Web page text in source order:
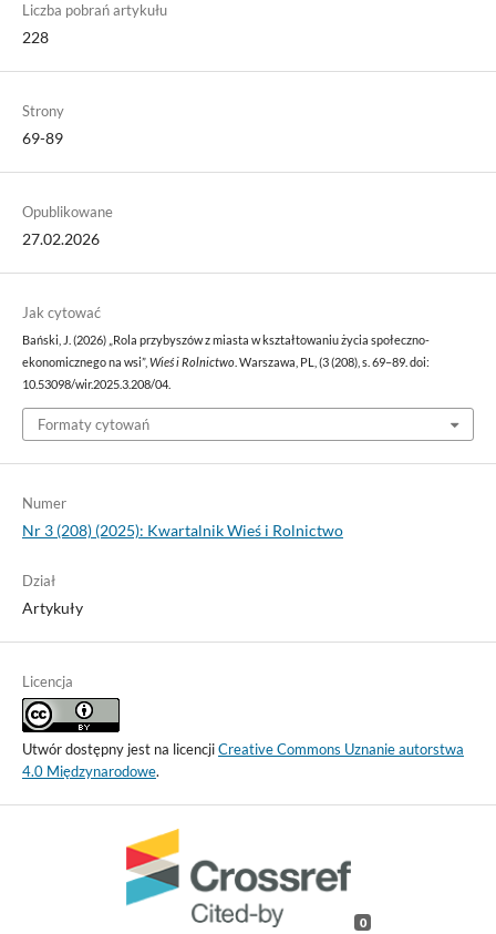
Liczba pobrań artykułu
228
Strony
69-89
Opublikowane
27.02.2026
Jak cytować
Bański, J. (2026) „Rola przybyszów z miasta w kształtowaniu życia społeczno-
ekonomicznego na wsi”, Wieś i Rolnictwo. Warszawa, PL, (3 (208), s. 69–89. doi:
10.53098/wir.2025.3.208/04.
Formaty cytowań
Numer
Nr 3 (208) (2025): Kwartalnik Wieś i Rolnictwo
Dział
Artykuły
Licencja
Utwór dostępny jest na licencjiCreative Commons Uznanie autorstwa
4.0 Międzynarodowe.
0